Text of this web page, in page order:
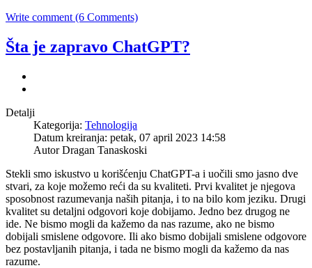
Write comment (6 Comments)
Šta je zapravo ChatGPT?
Detalji
Kategorija: Tehnologija
Datum kreiranja: petak, 07 april 2023 14:58
Autor Dragan Tanaskoski
Stekli smo iskustvo u korišćenju ChatGPT-a i uočili smo jasno dve
stvari, za koje možemo reći da su kvaliteti. Prvi kvalitet je njegova
sposobnost razumevanja naših pitanja, i to na bilo kom jeziku. Drugi
kvalitet su detaljni odgovori koje dobijamo. Jedno bez drugog ne
ide. Ne bismo mogli da kažemo da nas razume, ako ne bismo
dobijali smislene odgovore. Ili ako bismo dobijali smislene odgovore
bez postavljanih pitanja, i tada ne bismo mogli da kažemo da nas
razume.